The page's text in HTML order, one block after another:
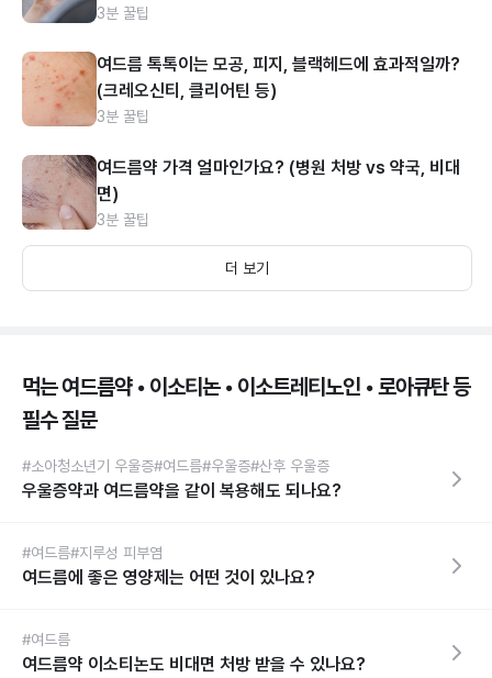
3분 꿀팁
여드름 톡톡이는 모공, 피지, 블랙헤드에 효과적일까?
(크레오신티, 클리어틴 등)
3분 꿀팁
여드름약 가격 얼마인가요? (병원 처방 vs 약국, 비대
면)
3분 꿀팁
더 보기
먹는 여드름약 • 이소티논 • 이소트레티노인 • 로아큐탄 등
필수 질문
#소아청소년기 우울증#여드름#우울증#산후 우울증
우울증약과 여드름약을 같이 복용해도 되나요?
#여드름#지루성 피부염
여드름에 좋은 영양제는 어떤 것이 있나요?
#여드름
여드름약 이소티논도 비대면 처방 받을 수 있나요?